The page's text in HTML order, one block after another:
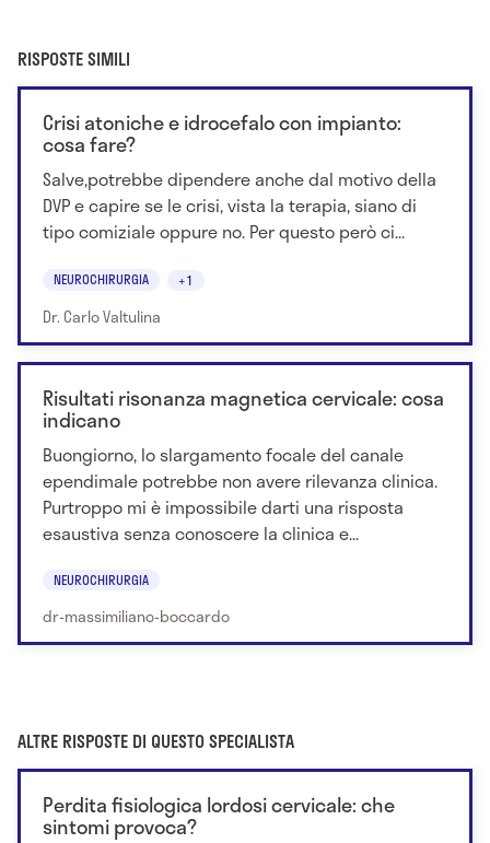
RISPOSTE SIMILI
Crisi atoniche e idrocefalo con impianto:
cosa fare?
Salve,potrebbe dipendere anche dal motivo della
DVP e capire se le crisi, vista la terapia, siano di
tipo comiziale oppure no. Per questo però ci...
NEUROCHIRURGIA +1
Dr. Carlo Valtulina
Risultati risonanza magnetica cervicale: cosa
indicano
Buongiorno, lo slargamento focale del canale
ependimale potrebbe non avere rilevanza clinica.
Purtroppo mi è impossibile darti una risposta
esaustiva senza conoscere la clinica e...
NEUROCHIRURGIA
dr-massimiliano-boccardo
ALTRE RISPOSTE DI QUESTO SPECIALISTA
Perdita fisiologica lordosi cervicale: che
sintomi provoca?